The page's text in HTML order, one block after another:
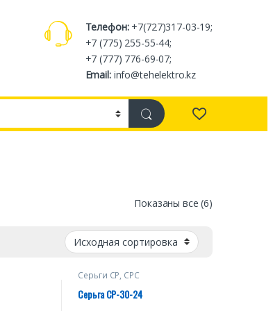
Телефон:+7(727)317-03-19;
+7 (775) 255-55-44;
+7 (777) 776-69-07;
Email:info@tehelektro.kz
Показаны все (6)
Серьги СР, СРС
Серьга СР-30-24